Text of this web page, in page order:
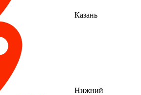
Казань
Нижний